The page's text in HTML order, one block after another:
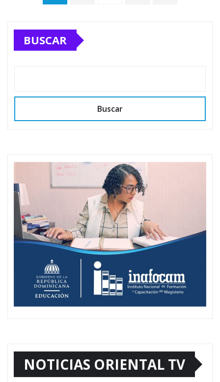
de
entradas
BUSCAR
Buscar
NOTICIAS ORIENTAL TV